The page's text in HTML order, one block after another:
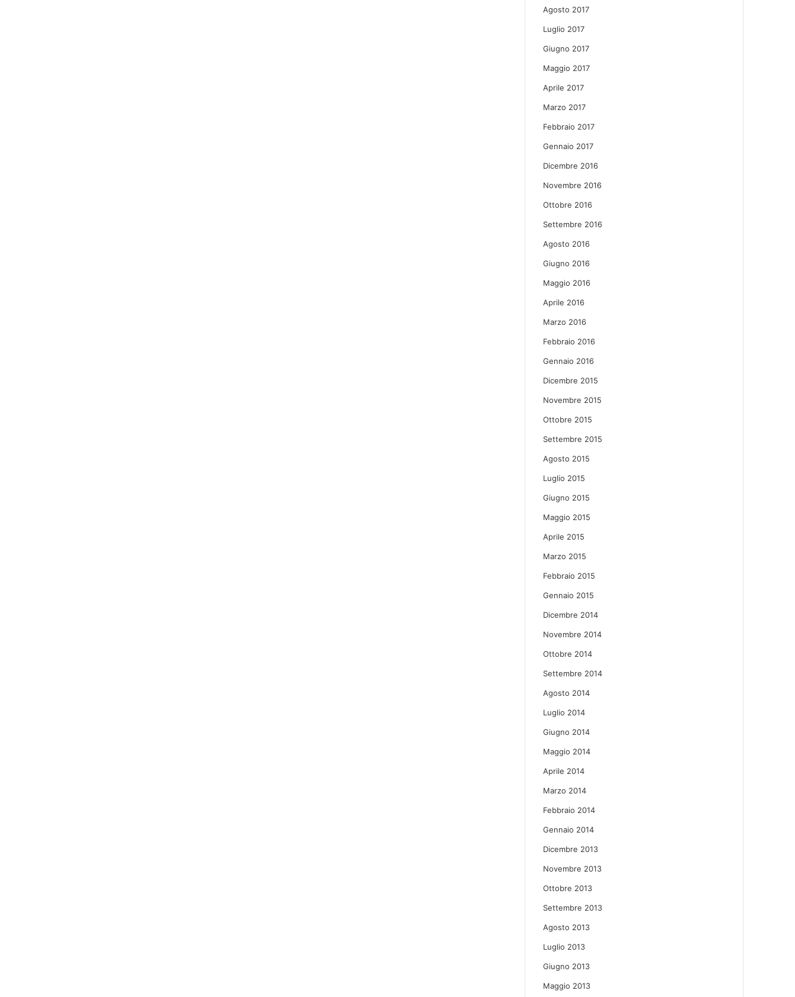
Agosto 2017
Luglio 2017
Giugno 2017
Maggio 2017
Aprile 2017
Marzo 2017
Febbraio 2017
Gennaio 2017
Dicembre 2016
Novembre 2016
Ottobre 2016
Settembre 2016
Agosto 2016
Giugno 2016
Maggio 2016
Aprile 2016
Marzo 2016
Febbraio 2016
Gennaio 2016
Dicembre 2015
Novembre 2015
Ottobre 2015
Settembre 2015
Agosto 2015
Luglio 2015
Giugno 2015
Maggio 2015
Aprile 2015
Marzo 2015
Febbraio 2015
Gennaio 2015
Dicembre 2014
Novembre 2014
Ottobre 2014
Settembre 2014
Agosto 2014
Luglio 2014
Giugno 2014
Maggio 2014
Aprile 2014
Marzo 2014
Febbraio 2014
Gennaio 2014
Dicembre 2013
Novembre 2013
Ottobre 2013
Settembre 2013
Agosto 2013
Luglio 2013
Giugno 2013
Maggio 2013